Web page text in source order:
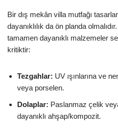
Bir dış mekân villa mutfağı
dayanıklılık da ön planda
tamamen dayanıklı malzemeler
kritiktir:
Tezgahlar: UV ışınlarına ve
veya porselen.
Dolaplar: Paslanmaz çelik
dayanıklı ahşap/kompozit.